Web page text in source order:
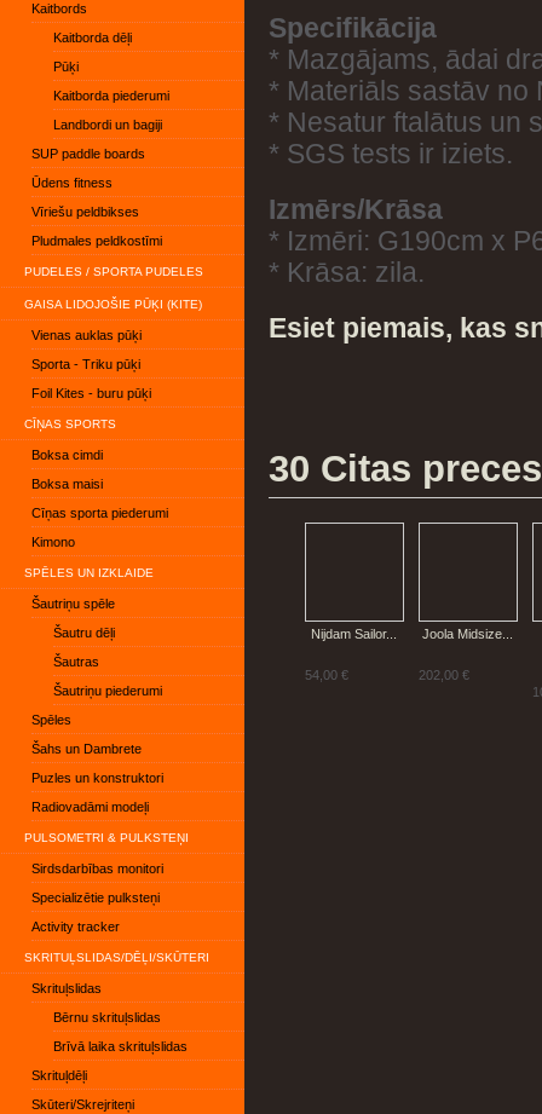
Kaitbords
Kaitborda dēļi
Pūķi
Kaitborda piederumi
Landbordi un bagiji
SUP paddle boards
Ūdens fitness
Vīriešu peldbikses
Pludmales peldkostīmi
PUDELES / SPORTA PUDELES
GAISA LIDOJOŠIE PŪĶI (KITE)
Vienas auklas pūķi
Sporta - Triku pūķi
Foil Kites - buru pūķi
CĪŅAS SPORTS
Boksa cimdi
Boksa maisi
Cīņas sporta piederumi
Kimono
SPĒLES UN IZKLAIDE
Šautriņu spēle
Šautru dēļi
Šautras
Šautriņu piederumi
Spēles
Šahs un Dambrete
Puzles un konstruktori
Radiovadāmi modeļi
PULSOMETRI & PULKSTEŅI
Sirdsdarbības monitori
Specializētie pulksteņi
Activity tracker
SKRITUĻSLIDAS/DĒĻI/SKŪTERI
Skrituļslidas
Bērnu skrituļslidas
Brīvā laika skrituļslidas
Skrituļdēļi
Skūteri/Skrejriteņi
Specifikācija
* Mazgājams, ādai
* Materiāls sastāv no
* Nesatur ftalātus un
* SGS tests ir iziets.
Izmērs/Krāsa
* Izmēri: G190cm x
* Krāsa: zila.
Esiet piemais, kas
30 Citas
Nijdam Sailor...
54,00 €
Joola Midsize...
202,00 €